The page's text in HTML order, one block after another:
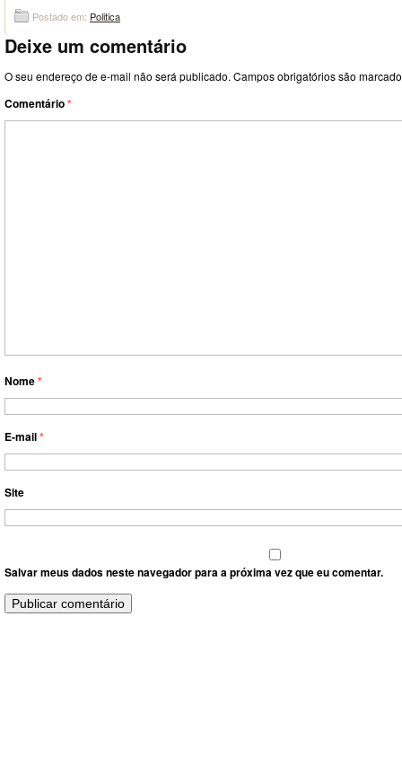
Postado em: Politica
Deixe um comentário
O seu endereço de e-mail não será publicado. Campos obrigatórios são
Comentário*
Nome*
E-mail*
Site
Salvar meus dados neste navegador para a próxima vez que eu comentar.